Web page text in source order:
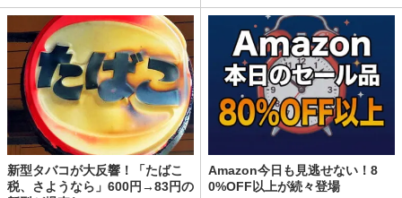
新型タバコが大反響！「たばこ
税、さようなら」600円→83円の
Amazon今日も見逃せない！8
0%OFF以上が続々登場